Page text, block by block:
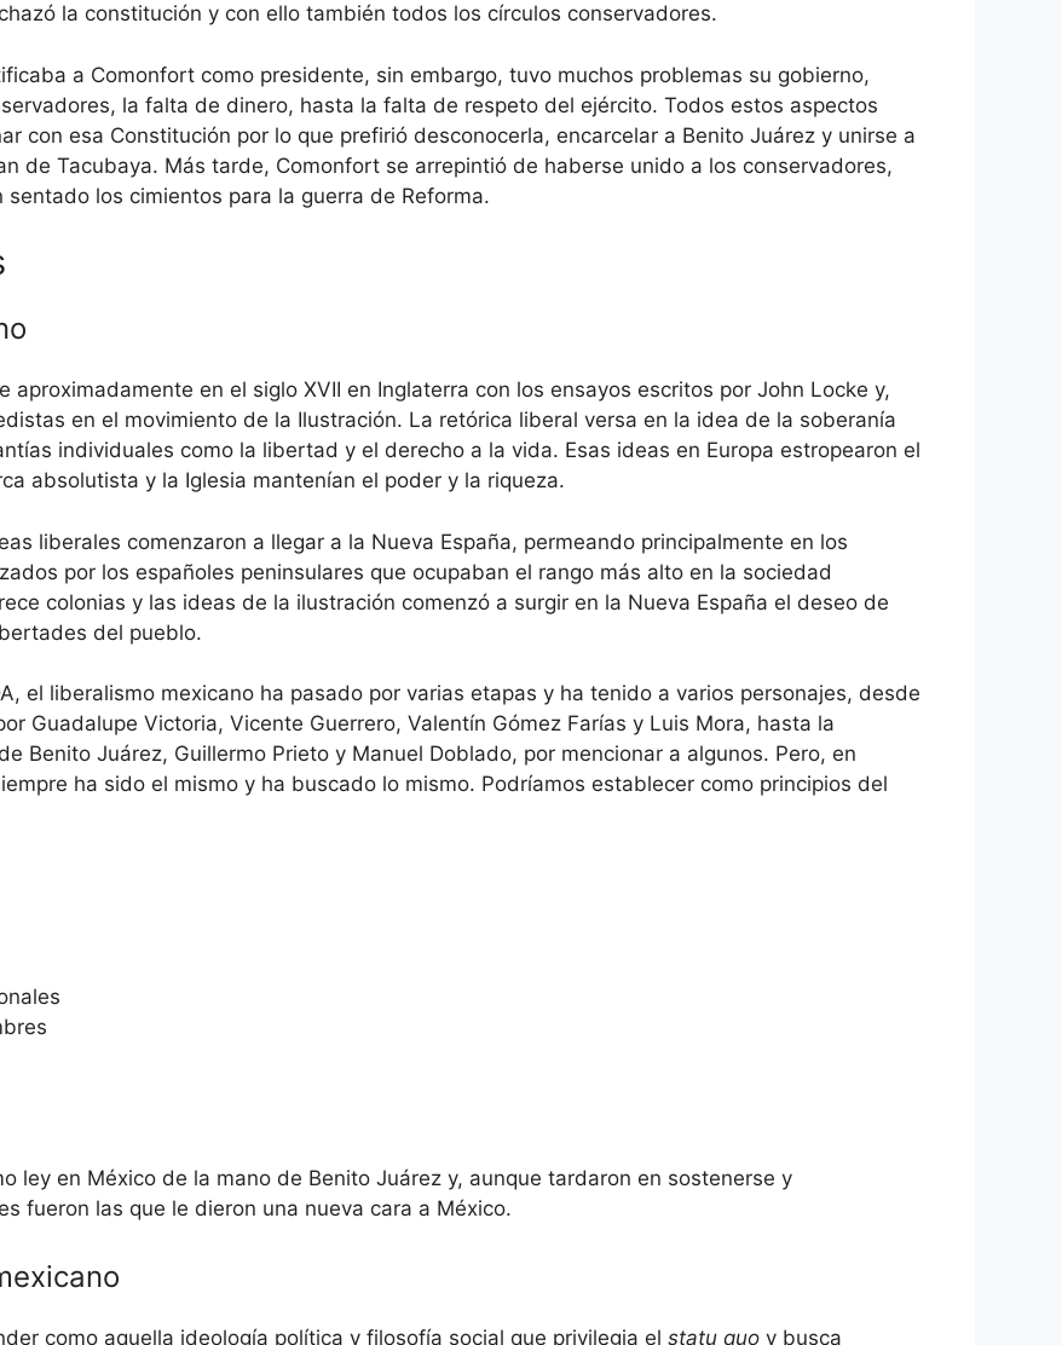
la constitución y con ello también todos los círculos conservadores.
a Comonfort como presidente, sin embargo, tuvo muchos problemas su gobierno,
la falta de dinero, hasta la falta de respeto del ejército. Todos estos aspectos
con esa Constitución por lo que prefirió desconocerla, encarcelar a Benito Juárez y unirse a
de Tacubaya. Más tarde, Comonfort se arrepintió de haberse unido a los conservadores,
los cimientos para la guerra de Reforma.
en el siglo XVII en Inglaterra con los ensayos escritos por John Locke y,
en el movimiento de la Ilustración. La retórica liberal versa en la idea de la soberanía
individuales como la libertad y el derecho a la vida. Esas ideas en Europa estropearon el
absolutista y la Iglesia mantenían el poder y la riqueza.
liberales comenzaron a llegar a la Nueva España, permeando principalmente en los
por los españoles peninsulares que ocupaban el rango más alto en la sociedad
colonias y las ideas de la ilustración comenzó a surgir en la Nueva España el deseo de
del pueblo.
el liberalismo mexicano ha pasado por varias etapas y ha tenido a varios personajes, desde
Guadalupe Victoria, Vicente Guerrero, Valentín Gómez Farías y Luis Mora, hasta la
Benito Juárez, Guillermo Prieto y Manuel Doblado, por mencionar a algunos. Pero, en
ha sido el mismo y ha buscado lo mismo. Podríamos establecer como principios del
ley en México de la mano de Benito Juárez y, aunque tardaron en sostenerse y
fueron las que le dieron una nueva cara a México.
como aquella ideología política y filosofía social que privilegia el statu quo y busca